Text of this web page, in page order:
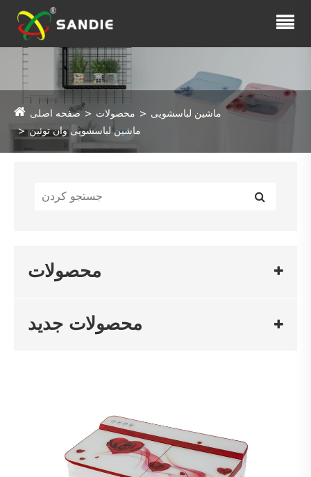
صفحه اصلی محصولات
ماشین لباسشویی
ماشین لباسشویی وان توئین
محصولات
محصولات جدید